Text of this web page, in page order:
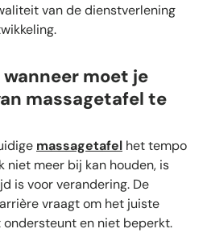
van de dienstverlening
moet je
massagetafel te
massagetafel het tempo
niet meer bij kan houden, is
is voor verandering. De
vraagt om het juiste
en niet beperkt.